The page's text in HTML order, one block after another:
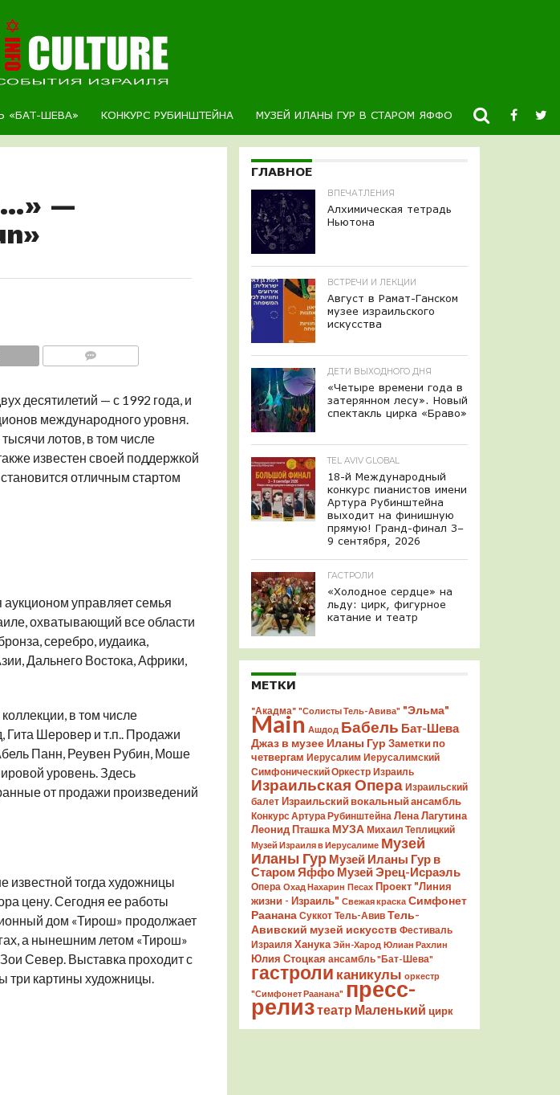
«БАТ-ШЕВА» КОНКУРС РУБИНШТЕЙНА МУЗЕЙ ИЛАНЫ ГУР В СТАРОМ ЯФФО НОВОСТИ
—
десятилетий — с 1992 года, и
международного уровня.
лотов, в том числе
известен своей поддержкой
отличным стартом
управляет семья
охватывающий все области
серебро, иудаика,
Дальнего Востока, Африки,
в том числе
Гита Шеровер и т.п.. Продажи
Панн, Реувен Рубин, Моше
уровень. Здесь
от продажи произведений
известной тогда художницы
цену. Сегодня ее работы
дом «Тирош» продолжает
а нынешним летом «Тирош»
Север. Выставка проходит с
три картины художницы.
ГЛАВНОЕ
ВПЕЧАТЛЕНИЯ
Алхимическая тетрадь
Ньютона
ВСТРЕЧИ И ЛЕКЦИИ
Август в Рамат-Ганском
музее израильского
искусства
ДЕТИ ВЫХОДНОГО ДНЯ
«Четыре времени года в
затерянном лесу». Новый
спектакль цирка «Браво»
TEL AVIV GLOBAL
18-й Международный
конкурс пианистов имени
Артура Рубинштейна
выходит на финишную
прямую! Гранд-финал 3–
9 сентября, 2026
ГАСТРОЛИ
«Холодное сердце» на
льду: цирк, фигурное
катание и театр
МЕТКИ
"Акадма" "Солисты Тель-Авива" "Эльма"
Main Ашдод Бабель Бат-Шева
Джаз в музее Иланы Гур Заметки по
четвергам Иерусалим Иерусалимский
Симфонический Оркестр Израиль
Израильская Опера Израильский
балет Израильский вокальный ансамбль
Конкурс Артура Рубинштейна Лена Лагутина
Леонид Пташка МУЗА Михаил Теплицкий
Музей Израиля в Иерусалиме Музей
Иланы Гур Музей Иланы Гур в
Старом Яффо Музей Эрец-Исраэль
Опера Охад Нахарин Песах Проект "Линия
жизни - Израиль" Свежая краска Симфонет
Раанана Суккот Тель-Авив Тель-
Авивский музей искусств Фестиваль
Израиля Ханука Эйн-Харод Юлиан Рахлин
Юлия Стоцкая ансамбль "Бат-Шева"
гастроли каникулы оркестр
"Симфонет Раанана" пресс-
релизтеатр Маленький цирк